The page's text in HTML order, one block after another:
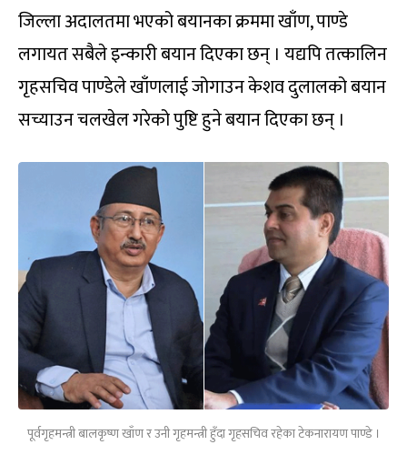
जिल्ला अदालतमा भएको बयानका क्रममा खाँण, पाण्डे
लगायत सबैले इन्कारी बयान दिएका छन् । यद्यपि तत्कालिन
गृहसचिव पाण्डेले खाँणलाई जोगाउन केशव दुलालको बयान
सच्याउन चलखेल गरेको पुष्टि हुने बयान दिएका छन् ।
पूर्वगृहमन्त्री बालकृष्ण खाँण र उनी गृहमन्त्री हुँदा गृहसचिव रहेका टेकनारायण पाण्डे ।